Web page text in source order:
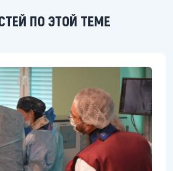
ПО ЭТОЙ ТЕМЕ